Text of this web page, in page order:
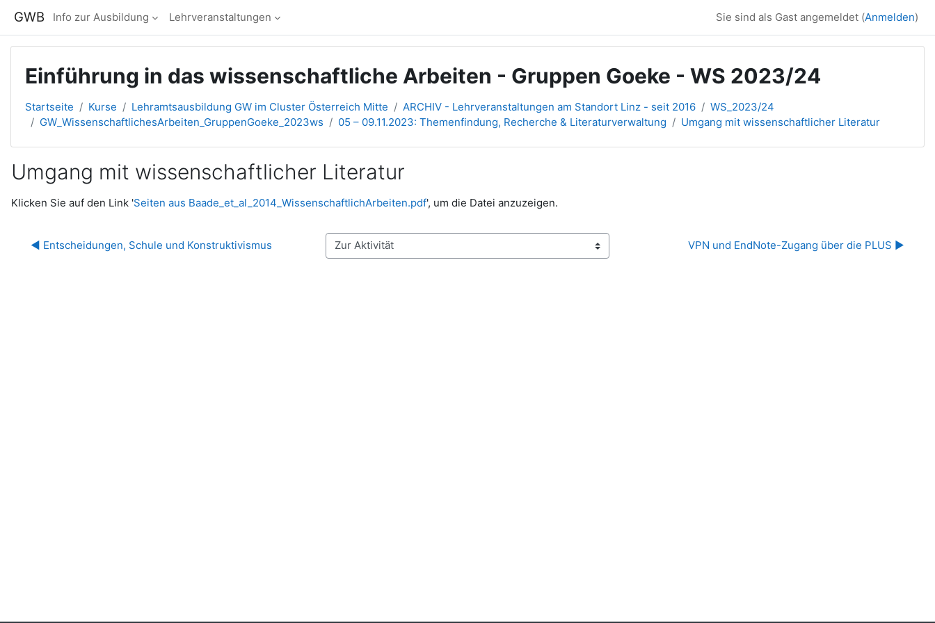
GWB Info zur Ausbildung Lehrveranstaltungen Sie sind als Gast angemeldet (Anmelden)
Einführung in das wissenschaftliche Arbeiten - Gruppen Goeke - WS 2023/24
Startseite Kurse Lehramtsausbildung GW im Cluster Österreich Mitte ARCHIV - Lehrveranstaltungen am Standort Linz - seit 2016
WS_2023/24
GW_WissenschaftlichesArbeiten_GruppenGoeke_2023ws
05 – 09.11.2023: Themenfindung, Recherche & Literaturverwaltung Umgang mit wissenschaftlicher Literatur
Umgang mit wissenschaftlicher Literatur
Abschlussbedingungen
Klicken Sie auf den Link 'Seiten aus Baade_et_al_2014_WissenschaftlichArbeiten.pdf', um die Datei anzuzeigen.
◀︎ Entscheidungen, Schule und Konstruktivismus Zur Aktivität VPN und EndNote-Zugang über die PLUS ▶︎